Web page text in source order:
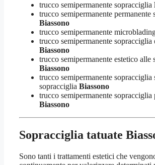
trucco semipermanente sopracciglia
trucco semipermanente permanente
Biassono
trucco semipermanente
trucco semipermanente sopracciglia
Biassono
trucco semipermanente estetico alle
Biassono
trucco semipermanente sopracciglia
sopracciglia Biassono
trucco semipermanente sopracciglia
Biassono
Sopracciglia tatuate
Sono tanti i trattamenti estetici che